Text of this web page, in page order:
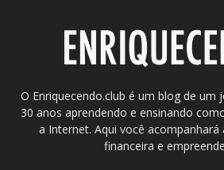
O Enriquecendo.club é um blog de um
30 anos aprendendo e ensinando
a Internet. Aqui você
financeira e